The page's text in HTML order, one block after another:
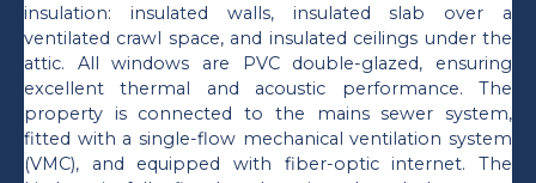
insulation: insulated walls, insulated slab over a
ventilated crawl space, and insulated ceilings under the
attic. All windows are PVC double-glazed, ensuring
excellent thermal and acoustic performance. The
property is connected to the mains sewer system,
fitted with a single-flow mechanical ventilation system
(VMC), and equipped with fiber-optic internet. The